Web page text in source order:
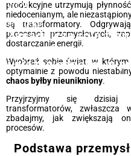
2024
Energeks
Zasadnicza rola
optymalizacja
i niezawodności w
produkcyjne utrzymują
niedocenianym, ale
są transformatory.
procesach przemysłowych,
dostarczanie energii.
Wyobraź sobie świat, w
optymalnie z powodu
chaos byłby nieunikniony.
Przyjrzyjmy się dzisiaj
transformatorów, zwłaszcza
zbadajmy, jak zwiększają
procesów.
Podstawa